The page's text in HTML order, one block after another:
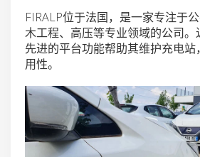
FIRALP位于法国，是一家专注于
木工程、高压等专业领域的公司。
先进的平台功能帮助其维护充电
用性。